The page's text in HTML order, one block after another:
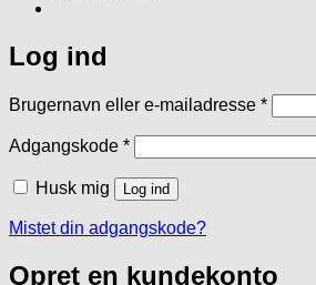
Log ind
Brugernavn eller e-mailadresse *
Adgangskode *Påkrævet
Husk mig Log ind
Mistet din adgangskode?
Opret en kundekonto